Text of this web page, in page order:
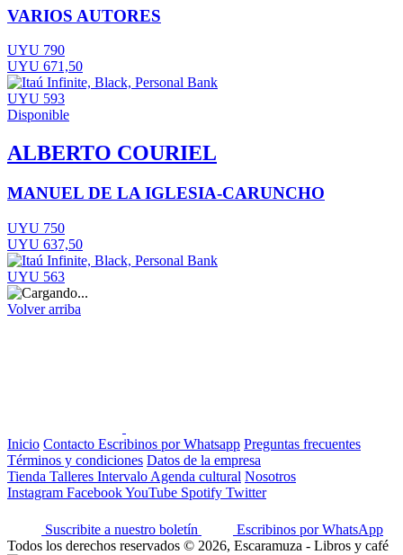
VARIOS AUTORES
UYU 790
UYU 671,50
UYU 593
Disponible
ALBERTO COURIEL
MANUEL DE LA IGLESIA-CARUNCHO
UYU 750
UYU 637,50
UYU 563
Volver arriba
Inicio Contacto Escribinos por Whatsapp Preguntas frecuentes
Términos y condiciones Datos de la empresa
Tienda Talleres Intervalo Agenda cultural Nosotros
Instagram FacebookYouTube Spotify Twitter
Suscribite a nuestro boletín
Escribinos por WhatsApp
Todos los derechos reservados © 2026, Escaramuza - Libros y café